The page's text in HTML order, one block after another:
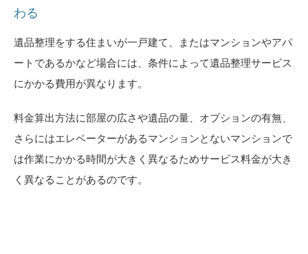
わる
遺品整理をする住まいが一戸建て、またはマンションやアパ
ートであるかなど場合には、条件によって遺品整理サービス
にかかる費用が異なります。
料金算出方法に部屋の広さや遺品の量、オプションの有無、
さらにはエレベーターがあるマンションとないマンションで
は作業にかかる時間が大きく異なるためサービス料金が大き
く異なることがあるのです。